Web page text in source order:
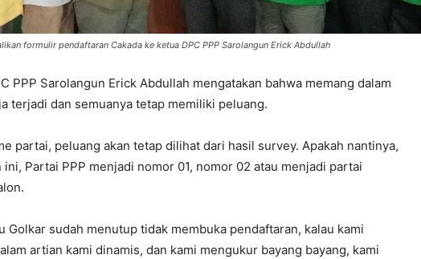
formulir pendaftaran Cakada ke ketua DPC PPP Sarolangun Erick Abdullah
PPP Sarolangun Erick Abdullah mengatakan bahwa memang dalam
terjadi dan semuanya tetap memiliki peluang.
partai, peluang akan tetap dilihat dari hasil survey. Apakah nantinya,
ini, Partai PPP menjadi nomor 01, nomor 02 atau menjadi partai
Golkar sudah menutup tidak membuka pendaftaran, kalau kami
artian kami dinamis, dan kami mengukur bayang bayang, kami